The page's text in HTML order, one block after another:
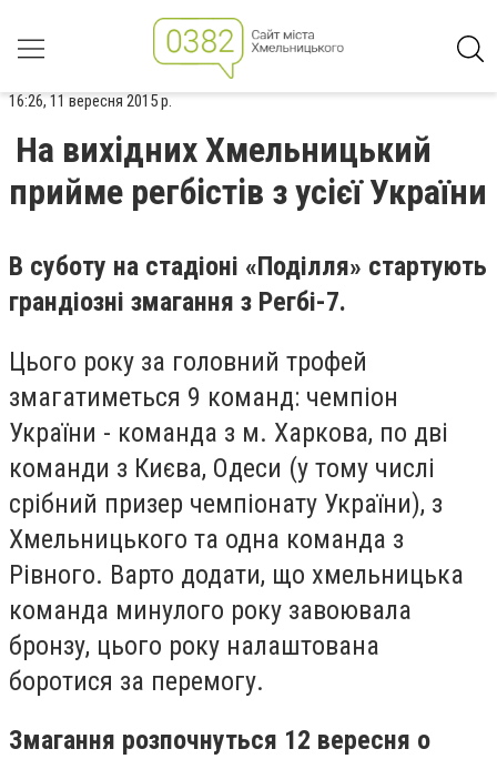
16:26, 11 вересня 2015 р.
На вихідних Хмельницький
прийме регбістів з усієї України
В суботу на стадіоні «Поділля» стартують
грандіозні змагання з Регбі-7.
Цього року за головний трофей
змагатиметься 9 команд: чемпіон
України - команда з м. Харкова, по дві
команди з Києва, Одеси (у тому числі
срібний призер чемпіонату України), з
Хмельницького та одна команда з
Рівного. Варто додати, що хмельницька
команда минулого року завоювала
бронзу, цього року налаштована
боротися за перемогу.
Змагання розпочнуться 12 вересня о